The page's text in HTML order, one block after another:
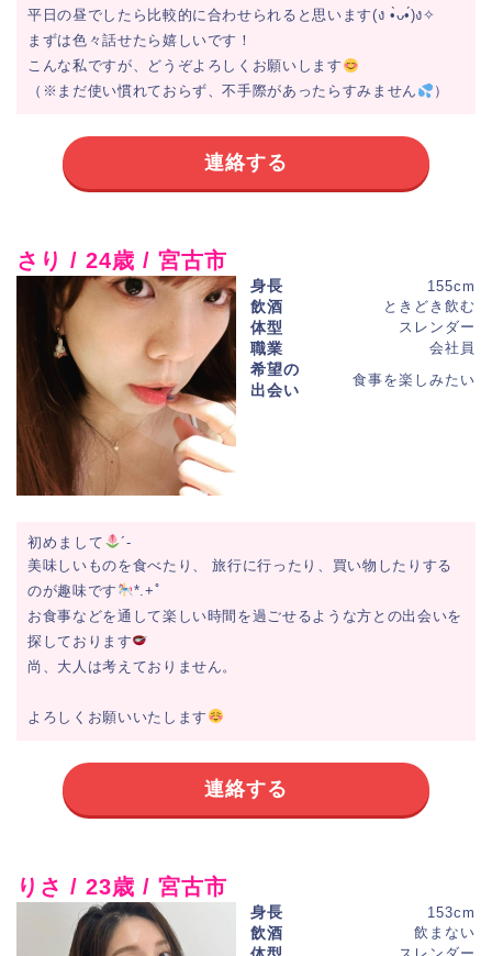
平日の昼でしたら比較的に合わせられると思います(ง •̀ᴗ•́)ง✧
まずは色々話せたら嬉しいです！
こんな私ですが、どうぞよろしくお願いします
（※まだ使い慣れておらず、不手際があったらすみません
）
連絡する
さり / 24歳 / 宮古市
身長 155cm
飲酒 ときどき飲む
体型 スレンダー
職業 会社員
希望の
出会い
食事を楽しみたい
初めまして
´-
美味しいものを食べたり、 旅行に行ったり、買い物したりする
のが趣味です
*.+ﾟ
お食事などを通して楽しい時間を過ごせるような方との出会いを
探しております
尚、大人は考えておりません。
よろしくお願いいたします
連絡する
りさ / 23歳 / 宮古市
身長 153cm
飲酒 飲まない